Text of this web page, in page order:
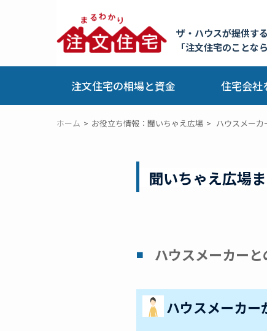
ザ・ハウスが提供する
「注文住宅のことなら
注文住宅の相場と資金 住宅会社
ホーム お役立ち情報：聞いちゃえ広場 ハウスメーカ
聞いちゃえ広場
ハウスメーカーと
ハウスメーカー